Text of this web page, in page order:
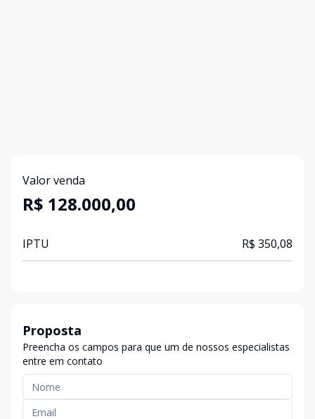
Valor venda
R$ 128.000,00
IPTU R$ 350,08
Proposta
Preencha os campos para que um de nossos especialistas
entre em contato